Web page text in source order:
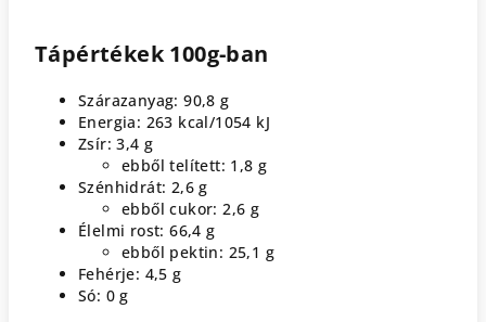
Tápértékek 100g-ban
Szárazanyag: 90,8 g
Energia: 263 kcal/1054 kJ
Zsír: 3,4 g
ebből telített: 1,8 g
Szénhidrát: 2,6 g
ebből cukor: 2,6 g
Élelmi rost: 66,4 g
ebből pektin: 25,1 g
Fehérje: 4,5 g
Só: 0 g